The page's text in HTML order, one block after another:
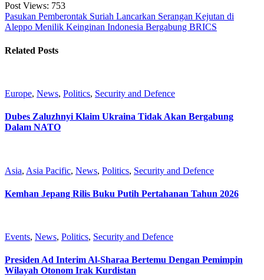
Post Views: 753
Pasukan Pemberontak Suriah Lancarkan Serangan Kejutan di
Aleppo Menilik Keinginan Indonesia Bergabung BRICS
Related Posts
Europe, News, Politics, Security and Defence
Dubes Zaluzhnyi Klaim Ukraina Tidak Akan Bergabung
Dalam NATO
Asia, Asia Pacific, News, Politics, Security and Defence
Kemhan Jepang Rilis Buku Putih Pertahanan Tahun 2026
Events, News, Politics, Security and Defence
Presiden Ad Interim Al-Sharaa Bertemu Dengan Pemimpin
Wilayah Otonom Irak Kurdistan